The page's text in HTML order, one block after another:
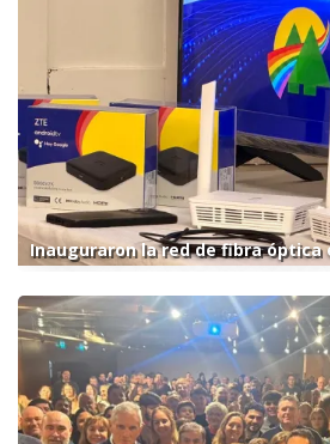
Inauguraron la red de fibra óptica